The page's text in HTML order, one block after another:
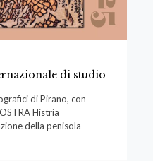
di studio
di Pirano, con
Histria
della penisola